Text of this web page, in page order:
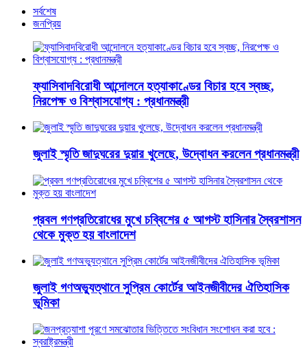
সর্বশেষ
জনপ্রিয়
ফ্যাসিবাদবিরোধী আন্দোলনে হত্যাকাণ্ডের বিচার হবে স্বচ্ছ,
নিরপেক্ষ ও বিশ্বাসযোগ্য : প্রধানমন্ত্রী
জুলাই স্মৃতি জাদুঘরের দুয়ার খুলেছে, উদ্বোধন করলেন প্রধানমন্ত্রী
প্রবল গণপ্রতিরোধের মুখে চব্বিশের ৫ আগস্ট হাসিনার স্বৈরশাসন
থেকে মুক্ত হয় বাংলাদেশ
জুলাই গণঅভ্যুত্থানে সুপ্রিম কোর্টের আইনজীবীদের ঐতিহাসিক
ভূমিকা